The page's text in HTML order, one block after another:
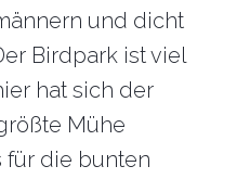
und dicht
Birdpark ist viel
hat sich der
Mühe
für die bunten